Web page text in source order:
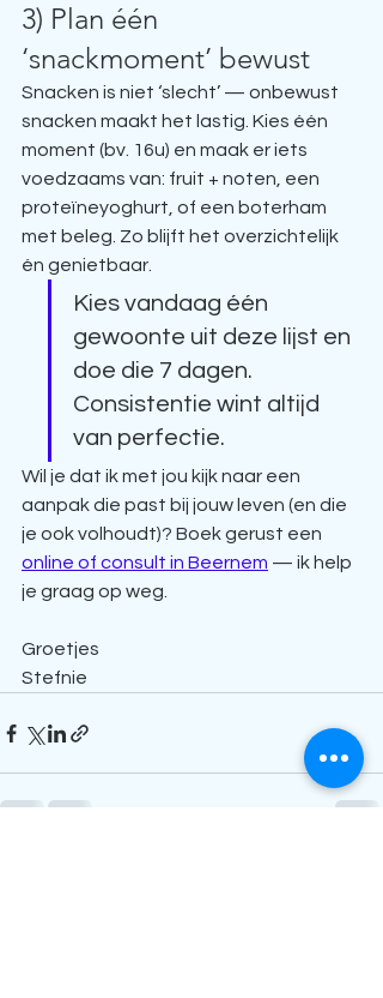
3) Plan één
‘snackmoment’ bewust
Snacken is niet ‘slecht’ — onbewust
snacken maakt het lastig. Kies één
moment (bv. 16u) en maak er iets
voedzaams van: fruit + noten, een
proteïneyoghurt, of een boterham
met beleg. Zo blijft het overzichtelijk
én genietbaar.
Kies vandaag één
gewoonte uit deze lijst en
doe die 7 dagen.
Consistentie wint altijd
van perfectie.
Wil je dat ik met jou kijk naar een
aanpak die past bij jouw leven (en die
je ook volhoudt)? Boek gerust een
online of consult in Beernem — ik help
je graag op weg.
Groetjes
Stefnie